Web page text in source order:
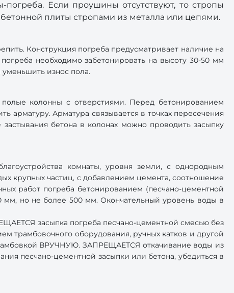
Если проушины отсутствуют, то стропы
плиты стропами из металла или цепями.
Конструкция погреба предусматривает наличие на
необходимо забетонировать на высоту 30-50 мм
износ пола.
колонны с отверстиями. Перед бетонированием
арматуру. Арматура связывается в точках пересечения
бетона в колонах можно проводить засыпку
комнаты, уровня земли, с однородным
крупных частиц, с добавлением цемента, соотношение
работ погреба бетонированием (песчано-цементной
но не более 500 мм. Окончательный уровень воды в
засыпка погреба песчано-цементной смесью без
трамбовочного оборудования, ручных катков и другой
ВРУЧНУЮ. ЗАПРЕЩАЕТСЯ откачивание воды из
песчано-цементной засыпки или бетона, убедиться в